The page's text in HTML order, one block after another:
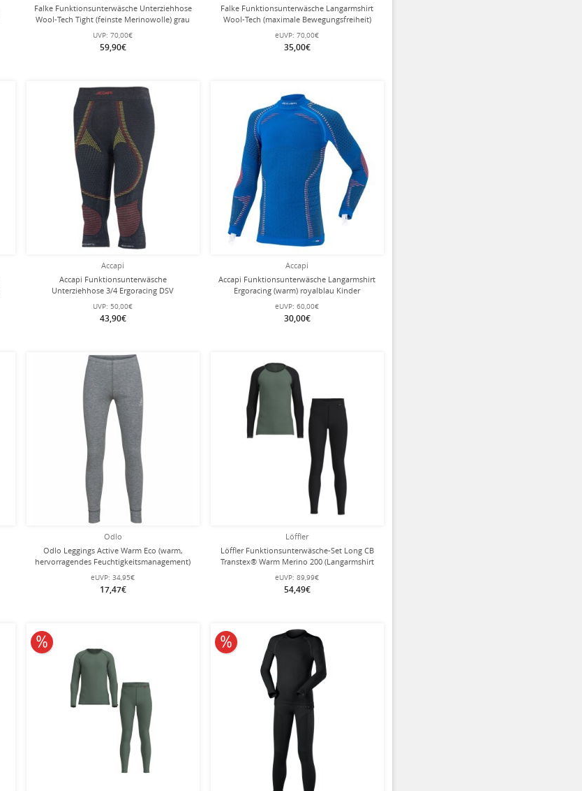
Falke Funktionsunterwäsche Unterziehhose
Wool-Tech Tight (feinste Merinowolle) grau
UVP: 70,00€
59,90€
Falke Funktionsunterwäsche Langarmshirt
Wool-Tech (maximale Bewegungsfreiheit)
eUVP: 70,00€
35,00€
Accapi
Accapi Funktionsunterwäsche
Unterziehhose 3/4 Ergoracing DSV
Kinder
UVP: 50,00€
43,90€
Accapi
Accapi Funktionsunterwäsche Langarmshirt
Ergoracing (warm) royalblau Kinder
eUVP: 60,00€
30,00€
Odlo
Odlo Leggings Active Warm Eco (warm,
hervorragendes Feuchtigkeitsmanagement)
eUVP: 34,95€
17,47€
Löffler
Löffler Funktionsunterwäsche-Set Long CB
Transtex® Warm Merino 200 (Langarmshirt
eUVP: 89,99€
54,49€
10% reduziert 10% reduziert